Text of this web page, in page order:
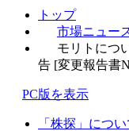
トップ
市場ニュー
モリトにつ
告 [変更報告書
PC版を表示
「株探」につい